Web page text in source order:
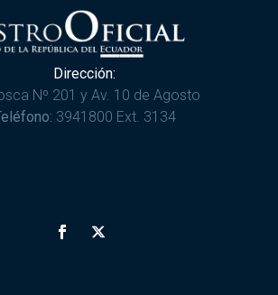
Dirección:
Nº 201 y Av. 10 de Agosto
3941800 Ext. 3134